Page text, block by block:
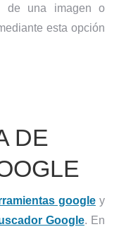
de una imagen o
esta opción
DE
googley
Google. En